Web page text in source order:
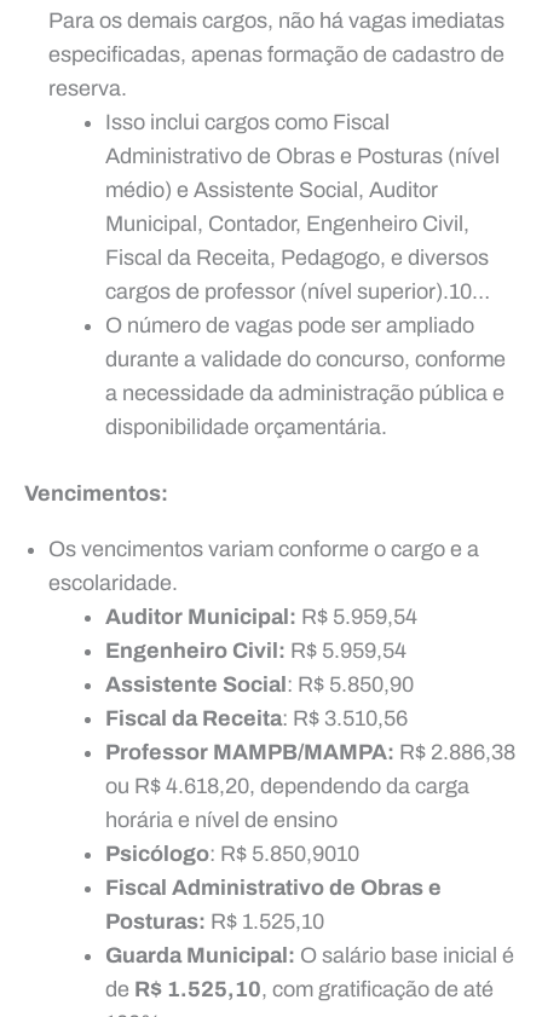
Para os demais cargos, não há vagas imediatas
especificadas, apenas formação de cadastro de
reserva.
Isso inclui cargos como Fiscal
Administrativo de Obras e Posturas (nível
médio) e Assistente Social, Auditor
Municipal, Contador, Engenheiro Civil,
Fiscal da Receita, Pedagogo, e diversos
cargos de professor (nível superior).10…
O número de vagas pode ser ampliado
durante a validade do concurso, conforme
a necessidade da administração pública e
disponibilidade orçamentária.
Vencimentos:
Os vencimentos variam conforme o cargo e a
escolaridade.
Auditor Municipal: R$ 5.959,54
Engenheiro Civil: R$ 5.959,54
Assistente Social: R$ 5.850,90
Fiscal da Receita: R$ 3.510,56
Professor MAMPB/MAMPA: R$ 2.886,38
ou R$ 4.618,20, dependendo da carga
horária e nível de ensino
Psicólogo: R$ 5.850,9010
Fiscal Administrativo de Obras e
Posturas: R$ 1.525,10
Guarda Municipal: O salário base inicial é
de R$ 1.525,10, com gratificação de até